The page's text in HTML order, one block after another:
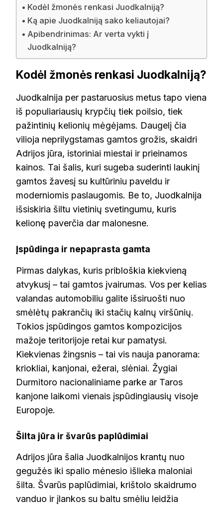
Kodėl žmonės renkasi Juodkalniją?
Ką apie Juodkalniją sako keliautojai?
Apibendrinimas: Ar verta vykti į
Juodkalniją?
Kodėl žmonės renkasi Juodkalniją?
Juodkalnija per pastaruosius metus tapo viena
iš populiariausių krypčių tiek poilsio, tiek
pažintinių kelionių mėgėjams. Daugelį čia
vilioja neprilygstamas gamtos grožis, skaidri
Adrijos jūra, istoriniai miestai ir prieinamos
kainos. Tai šalis, kuri sugeba suderinti laukinį
gamtos žavesį su kultūriniu paveldu ir
moderniomis paslaugomis. Be to, Juodkalnija
išsiskiria šiltu vietinių svetingumu, kuris
kelionę paverčia dar malonesne.
Įspūdinga ir nepaprasta gamta
Pirmas dalykas, kuris pribloškia kiekvieną
atvykusį – tai gamtos įvairumas. Vos per kelias
valandas automobiliu galite išsiruošti nuo
smėlėtų pakrančių iki stačių kalnų viršūnių.
Tokios įspūdingos gamtos kompozicijos
mažoje teritorijoje retai kur pamatysi.
Kiekvienas žingsnis – tai vis nauja panorama:
kriokliai, kanjonai, ežerai, slėniai. Žygiai
Durmitoro nacionaliniame parke ar Taros
kanjone laikomi vienais įspūdingiausių visoje
Europoje.
Šilta jūra ir švarūs paplūdimiai
Adrijos jūra šalia Juodkalnijos krantų nuo
gegužės iki spalio mėnesio išlieka maloniai
šilta. Švarūs paplūdimiai, krištolo skaidrumo
vanduo ir įlankos su baltu smėliu leidžia